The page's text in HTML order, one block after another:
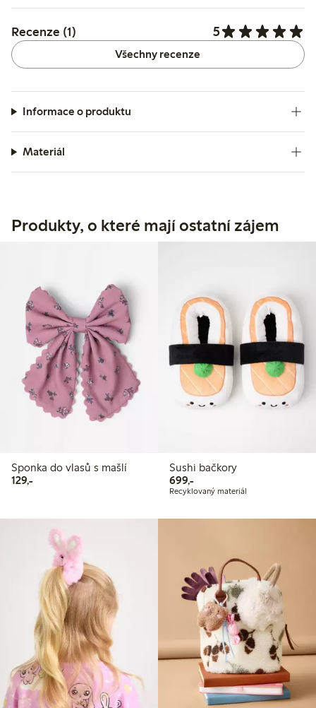
Recenze (1) 5
Všechny recenze
Informace o produktu
Materiál
Produkty, o které mají ostatní zájem
Sponka do vlasů s mašlí
129,-129,00 Kč
Sushi bačkory
699,-699,00 Kč
Recyklovaný materiál